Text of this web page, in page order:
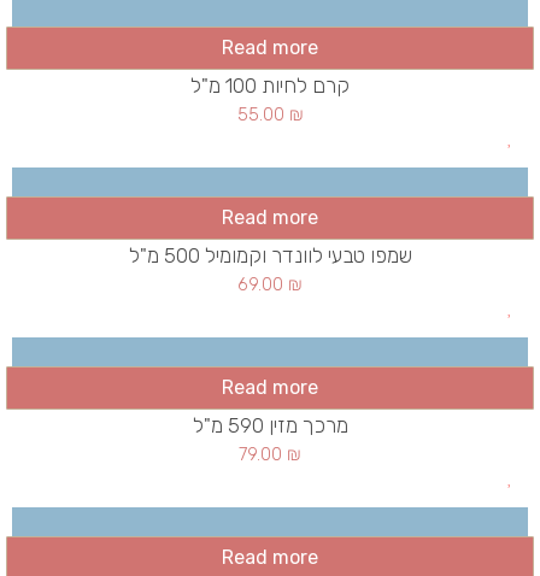
Read more
קרם לחיות 100 מ"ל
55.00 ₪
Read more
שמפו טבעי לוונדר וקמומיל 500 מ"ל
69.00 ₪
Read more
מרכך מזין 590 מ"ל
79.00 ₪
Read more